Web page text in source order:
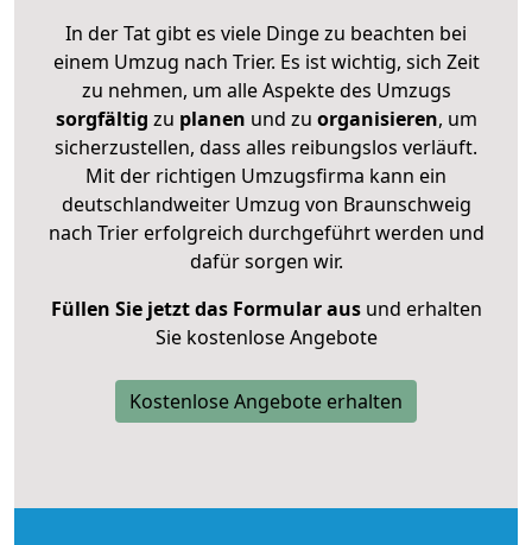
In der Tat gibt es viele Dinge zu beachten bei
einem Umzug nach Trier. Es ist wichtig, sich Zeit
zu nehmen, um alle Aspekte des Umzugs
sorgfältig zu planen und zu organisieren, um
sicherzustellen, dass alles reibungslos verläuft.
Mit der richtigen Umzugsfirma kann ein
deutschlandweiter Umzug von Braunschweig
nach Trier erfolgreich durchgeführt werden und
dafür sorgen wir.
Füllen Sie jetzt das Formular ausund erhalten
Sie kostenlose Angebote
Kostenlose Angebote erhalten